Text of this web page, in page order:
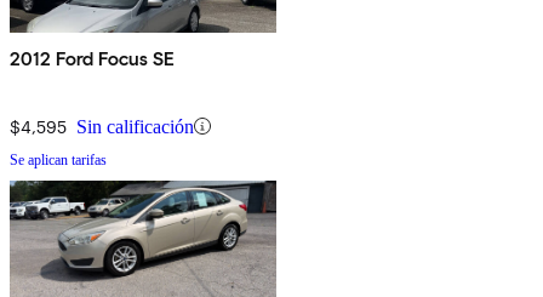
2012 Ford Focus SE
$4,595 Sin calificación
Se aplican tarifas